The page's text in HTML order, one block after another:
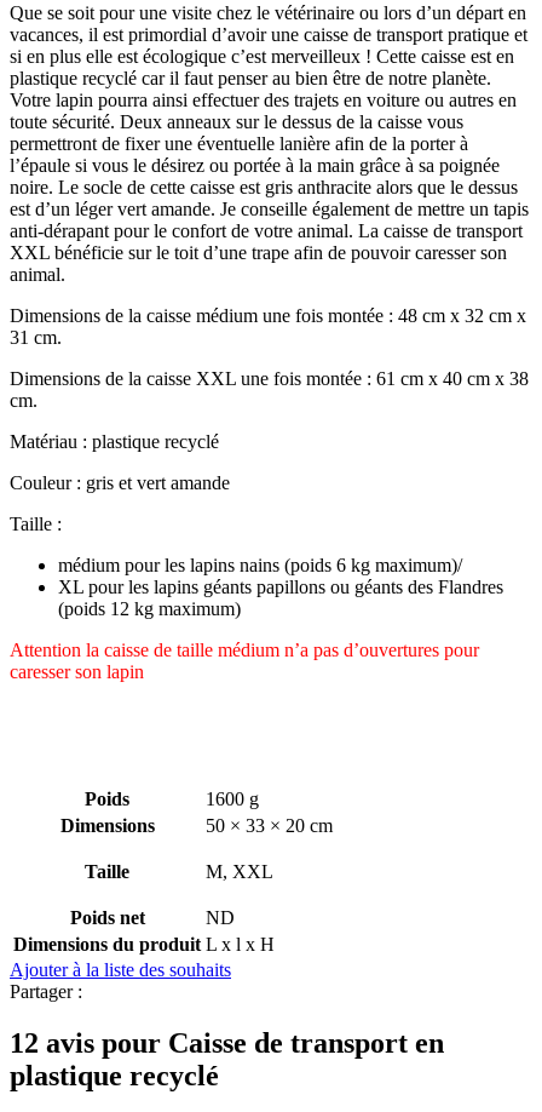
Que se soit pour une visite chez le vétérinaire ou lors d’un départ en
vacances, il est primordial d’avoir une caisse de transport pratique et
si en plus elle est écologique c’est merveilleux ! Cette caisse est en
plastique recyclé car il faut penser au bien être de notre planète.
Votre lapin pourra ainsi effectuer des trajets en voiture ou autres en
toute sécurité. Deux anneaux sur le dessus de la caisse vous
permettront de fixer une éventuelle lanière afin de la porter à
l’épaule si vous le désirez ou portée à la main grâce à sa poignée
noire. Le socle de cette caisse est gris anthracite alors que le dessus
est d’un léger vert amande. Je conseille également de mettre un tapis
anti-dérapant pour le confort de votre animal. La caisse de transport
XXL bénéficie sur le toit d’une trape afin de pouvoir caresser son
animal.
Dimensions de la caisse médium une fois montée : 48 cm x 32 cm x
31 cm.
Dimensions de la caisse XXL une fois montée : 61 cm x 40 cm x 38
cm.
Matériau : plastique recyclé
Couleur : gris et vert amande
Taille :
médium pour les lapins nains (poids 6 kg maximum)/
XL pour les lapins géants papillons ou géants des Flandres
(poids 12 kg maximum)
Attention la caisse de taille médium n’a pas d’ouvertures pour
caresser son lapin
Poids
1600 g
Dimensions
50 × 33 × 20 cm
Taille M, XXL
Poids net
ND
Dimensions du produit L x l x H
Ajouter à la liste des souhaits
Partager :
12 avis pour Caisse de transport en
plastique recyclé